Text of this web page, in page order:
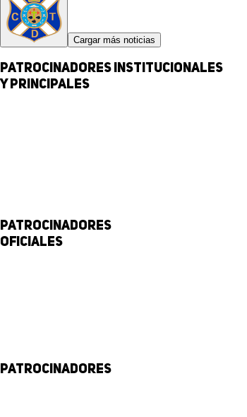
Cargar más noticias
Patrocinadores institucionales
y principales
Patrocinadores
Oficiales
Patrocinadores